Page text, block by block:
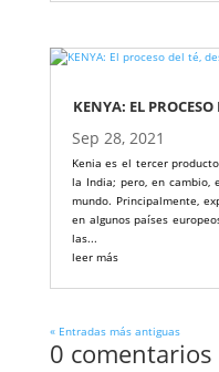
KENYA: EL
Sep 28, 2021
Kenia es el tercer
la India; pero, en cambio,
mundo. Principalmente,
en algunos países
las...
leer más
« Entradas más antiguas
0 comentarios